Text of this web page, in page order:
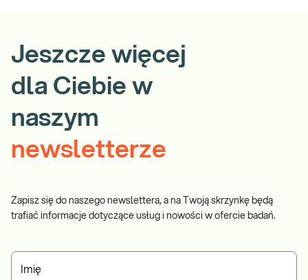
Jeszcze więcej
dla Ciebie w
naszym
newsletterze
Zapisz się do naszego newslettera, a na Twoją skrzynkę będą
trafiać informacje dotyczące usług i nowości w ofercie badań.
Imię